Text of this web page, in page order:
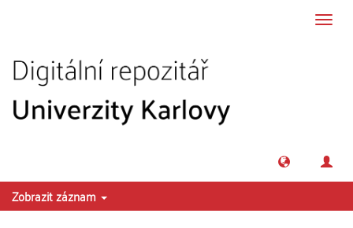
Zobrazit záznam